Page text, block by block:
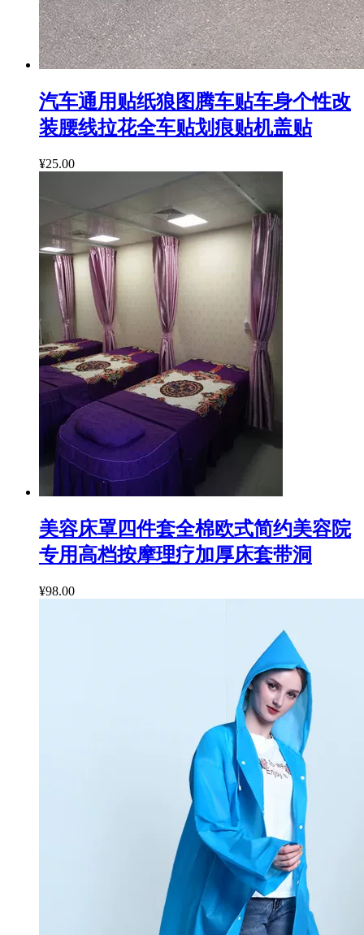
汽车通用贴纸狼图腾车贴车身个性改
装腰线拉花全车贴划痕贴机盖贴
¥25.00
美容床罩四件套全棉欧式简约美容院
专用高档按摩理疗加厚床套带洞
¥98.00